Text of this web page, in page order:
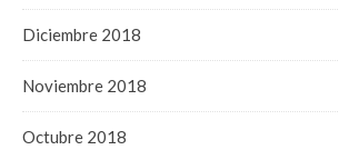
Diciembre 2018
Noviembre 2018
Octubre 2018